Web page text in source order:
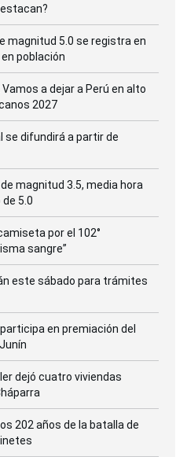
magnitud 5.0 se registra en
población
a dejar a Perú en alto
2027
se difundirá a partir de
magnitud 3.5, media hora
5.0
por el 102°
sangre”
este sábado para trámites
en premiación del
dejó cuatro viviendas
202 años de la batalla de